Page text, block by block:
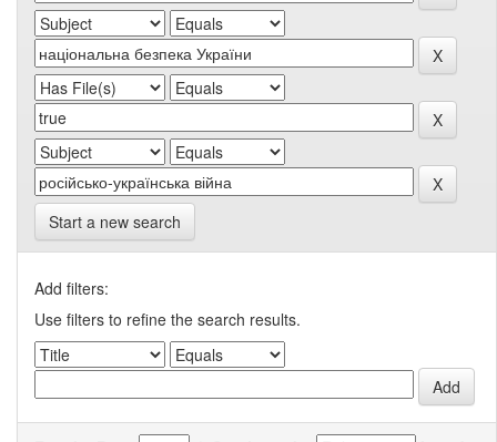
Start a new search
Add filters:
Use filters to refine the search results.